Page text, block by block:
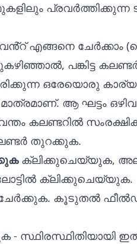
പ്രവർത്തിക്കുന്ന
ഇവൻ്റ് എങ്ങനെ ചേർക്കാം
പങ്കിട്ട
ഒരേയൊരു
ആ ഘട്ടം
കലണ്ടറിൽ
തുറക്കുക.
ക്ലിക്കുചെയ്യുക,
ക്ലിക്കുചെയ്യുക.
ചേർക്കുക. കൂടുതൽ